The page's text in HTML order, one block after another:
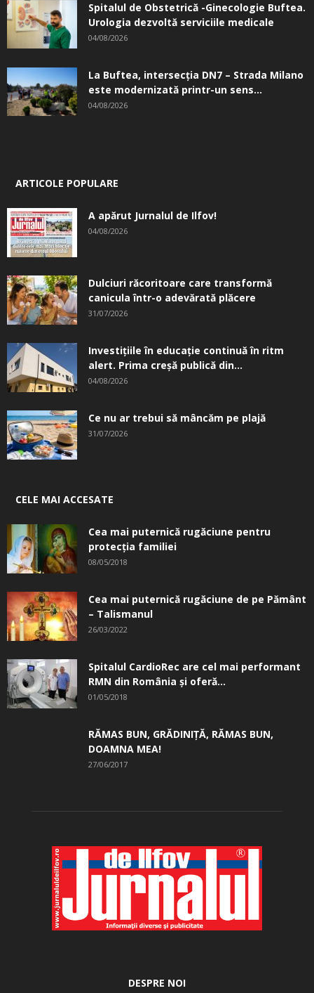
Spitalul de Obstetrică -Ginecologie Buftea.
Urologia dezvoltă serviciile medicale
04/08/2026
La Buftea, intersecţia DN7 – Strada Milano
este modernizată printr-un sens...
04/08/2026
ARTICOLE POPULARE
A apărut Jurnalul de Ilfov!
04/08/2026
Dulciuri răcoritoare care transformă
canicula într-o adevărată plăcere
31/07/2026
Investițiile în educație continuă în ritm
alert. Prima creşă publică din...
04/08/2026
Ce nu ar trebui să mâncăm pe plajă
31/07/2026
CELE MAI ACCESATE
Cea mai puternică rugăciune pentru
protecția familiei
08/05/2018
Cea mai puternică rugăciune de pe Pământ
– Talismanul
26/03/2022
Spitalul CardioRec are cel mai performant
RMN din România și oferă...
01/05/2018
RĂMAS BUN, GRĂDINIŢĂ, ­RĂMAS BUN,
DOAMNA MEA!
27/06/2017
DESPRE NOI